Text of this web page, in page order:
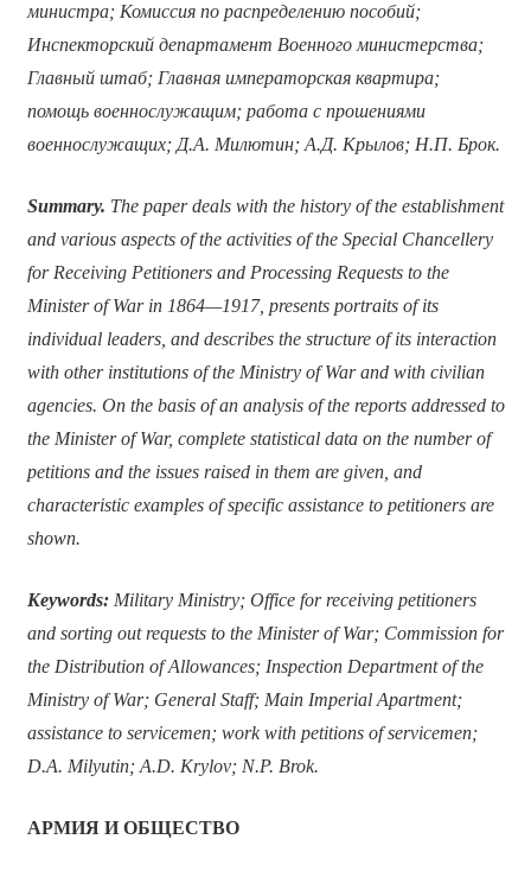
министра; Комиссия по распределению пособий;
Инспекторский департамент Военного министерства;
Главный штаб; Главная императорская квартира;
помощь военнослужащим; работа с прошениями
военнослужащих; Д.А. Милютин; А.Д. Крылов; Н.П. Брок.
Summary. The paper deals with the history of the establishment
and various aspects of the activities of the Special Chancellery
for Receiving Petitioners and Processing Requests to the
Minister of War in 1864—1917, presents portraits of its
individual leaders, and describes the structure of its interaction
with other institutions of the Ministry of War and with civilian
agencies. On the basis of an analysis of the reports addressed to
the Minister of War, complete statistical data on the number of
petitions and the issues raised in them are given, and
characteristic examples of specific assistance to petitioners are
shown.
Keywords:Military Ministry; Office for receiving petitioners
and sorting out requests to the Minister of War; Commission for
the Distribution of Allowances; Inspection Department of the
Ministry of War; General Staff; Main Imperial Apartment;
assistance to servicemen; work with petitions of servicemen;
D.A. Milyutin; A.D. Krylov; N.P. Brok.
АРМИЯ И ОБЩЕСТВО